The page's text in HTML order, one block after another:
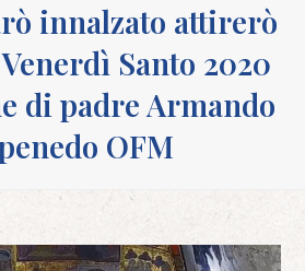
innalzato attirerò
Santo 2020
di padre Armando
OFM